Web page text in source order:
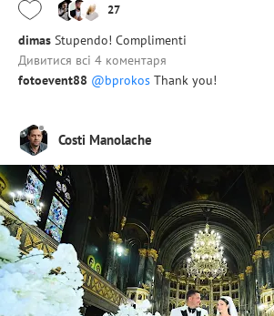
27
dimas Stupendo! Complimenti
Дивитися всі 4 коментаря
fotoevent88 @bprokos Thank you!
Costi Manolache